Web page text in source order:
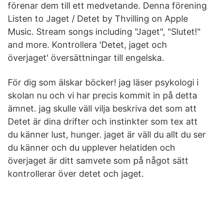
förenar dem till ett medvetande. Denna förening
Listen to Jaget / Detet by Thvilling on Apple
Music. Stream songs including "Jaget", "Slutet!"
and more. Kontrollera 'Detet, jaget och
överjaget' översättningar till engelska.
För dig som älskar böcker! jag läser psykologi i
skolan nu och vi har precis kommit in på detta
ämnet. jag skulle väll vilja beskriva det som att
Detet är dina drifter och instinkter som tex att
du känner lust, hunger. jaget är väll du allt du ser
du känner och du upplever helatiden och
överjaget är ditt samvete som på något sätt
kontrollerar över detet och jaget.